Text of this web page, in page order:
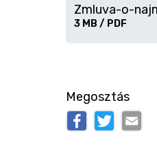
Fájl
Zmluva-o-
3 MB / PDF
Megosztás